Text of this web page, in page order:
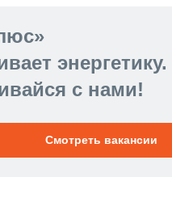
энергетику.
с нами!
Смотреть вакансии